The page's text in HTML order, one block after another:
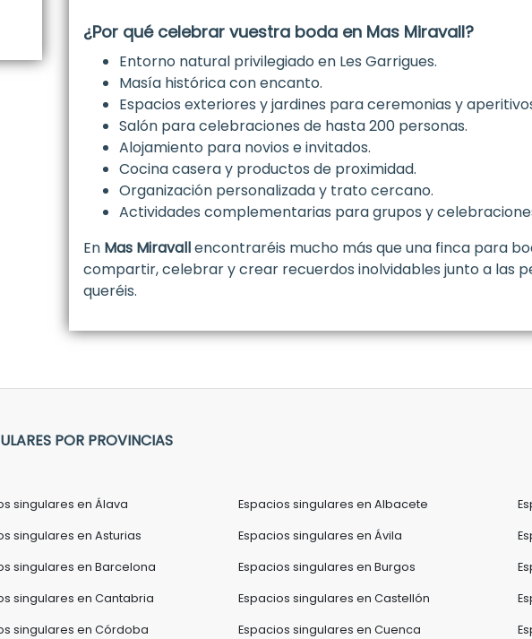
¿Por qué celebrar vuestra boda en Mas Miravall?
Entorno natural privilegiado en Les Garrigues.
Masía histórica con encanto.
Espacios exteriores y jardines para ceremonias y
Salón para celebraciones de hasta 200 personas.
Alojamiento para novios e invitados.
Cocina casera y productos de proximidad.
Organización personalizada y trato cercano.
Actividades complementarias para grupos y
En Mas Miravallencontraréis mucho más que una finca para
compartir, celebrar y crear recuerdos inolvidables junto a las
queréis.
POR PROVINCIAS
singulares en Álava Espacios singulares en Albacete
singulares en Asturias Espacios singulares en Ávila
singulares en Barcelona Espacios singulares en Burgos
singulares en Cantabria Espacios singulares en Castellón
singulares en Córdoba Espacios singulares en Cuenca